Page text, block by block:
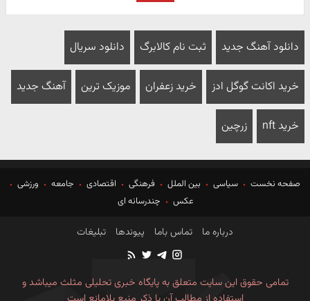
دانلود آهنگ جدید ثبت نام کالابرگ دانلود سریال
خرید اکانت گوگل ادز خرید زعفران موزیک ترین آهنگ جدید
خرید nft زرچین
صفحه نخست سیاسی بین الملل فرهنگی اقتصادی جامعه
ورزشی
عکس
چندرسانه ای
درباره ما تماس باما پیوندها تبلیغات
تمامی حقوق این سایت متعلق به پایگاه خبری تحلیلی مثلث میباشد و